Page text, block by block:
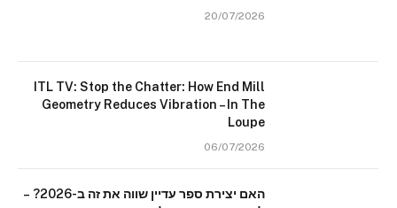
20/07/2026
ITL TV: Stop the Chatter: How End Mill
Geometry Reduces Vibration – In The
Loupe
06/07/2026
האם יצירת ספר עדיין שווה את זה ב-2026? –